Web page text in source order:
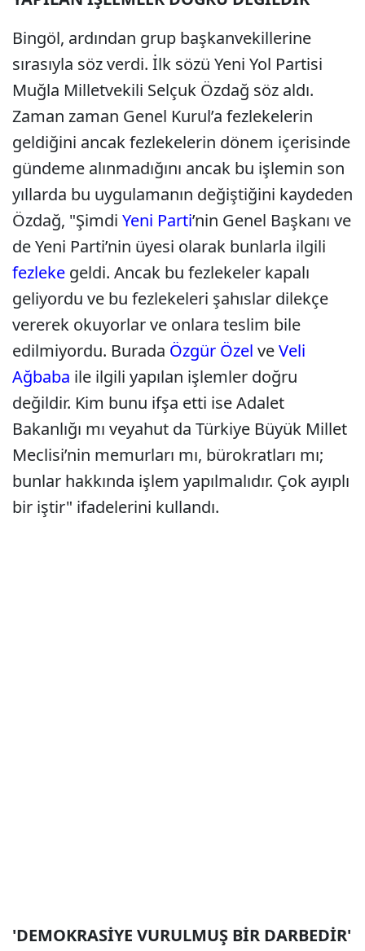
Bingöl, ardından grup başkanvekillerine
sırasıyla söz verdi. İlk sözü Yeni Yol Partisi
Muğla Milletvekili Selçuk Özdağ söz aldı.
Zaman zaman Genel Kurul’a fezlekelerin
geldiğini ancak fezlekelerin dönem içerisinde
gündeme alınmadığını ancak bu işlemin son
yıllarda bu uygulamanın değiştiğini kaydeden
Özdağ, "Şimdi Yeni Parti’nin Genel Başkanı ve
de Yeni Parti’nin üyesi olarak bunlarla ilgili
fezleke geldi. Ancak bu fezlekeler kapalı
geliyordu ve bu fezlekeleri şahıslar dilekçe
vererek okuyorlar ve onlara teslim bile
edilmiyordu. Burada Özgür Özel veVeli
Ağbaba ile ilgili yapılan işlemler doğru
değildir. Kim bunu ifşa etti ise Adalet
Bakanlığı mı veyahut da Türkiye Büyük Millet
Meclisi’nin memurları mı, bürokratları mı;
bunlar hakkında işlem yapılmalıdır. Çok ayıplı
bir iştir" ifadelerini kullandı.
'DEMOKRASİYE VURULMUŞ BİR DARBEDİR'